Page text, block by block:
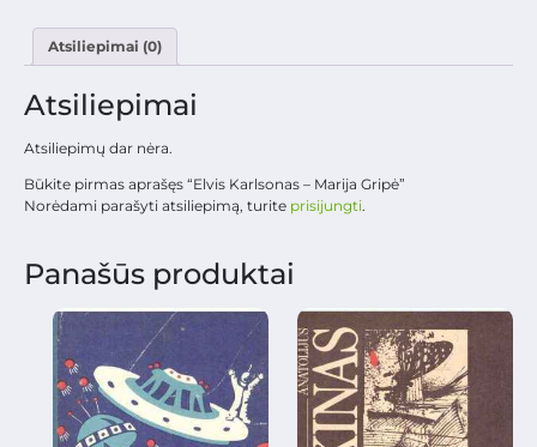
Atsiliepimai (0)
Atsiliepimai
Atsiliepimų dar nėra.
Būkite pirmas aprašęs “Elvis Karlsonas – Marija Gripė”
Norėdami parašyti atsiliepimą, turite prisijungti.
Panašūs produktai